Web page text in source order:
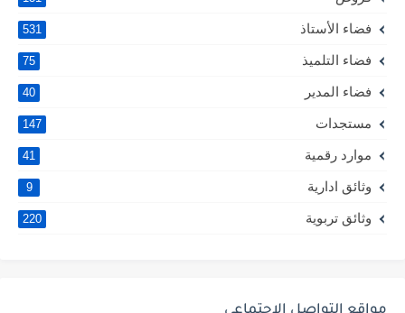
فضاء الأستاذ 531
فضاء التلميذ 75
فضاء المدير 40
مستجدات 147
موارد رقمية 41
وثائق ادارية 9
وثائق تربوية 220